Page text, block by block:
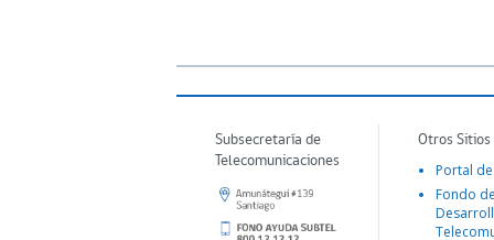
Subsecretaría de
Telecomunicaciones
Otros
Portal
Fondo